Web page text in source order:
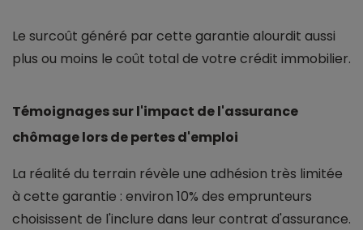
Le surcoût généré par cette garantie alourdit aussi
plus ou moins le coût total de votre crédit immobilier.
Témoignages sur l'impact de l'assurance
chômage lors de pertes d'emploi
La réalité du terrain révèle une adhésion très limitée
à cette garantie : environ 10% des emprunteurs
choisissent de l'inclure dans leur contrat d'assurance.